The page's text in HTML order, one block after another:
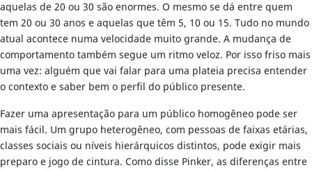
aquelas de 20 ou 30 são enormes. O mesmo se dá entre quem
tem 20 ou 30 anos e aquelas que têm 5, 10 ou 15. Tudo no mundo
atual acontece numa velocidade muito grande. A mudança de
comportamento também segue um ritmo veloz. Por isso friso mais
uma vez: alguém que vai falar para uma plateia precisa entender
o contexto e saber bem o perfil do público presente.
Fazer uma apresentação para um público homogêneo pode ser
mais fácil. Um grupo heterogêneo, com pessoas de faixas etárias,
classes sociais ou níveis hierárquicos distintos, pode exigir mais
preparo e jogo de cintura. Como disse Pinker, as diferenças entre